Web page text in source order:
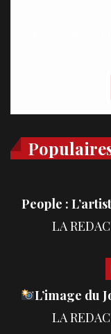
People :
L’image du